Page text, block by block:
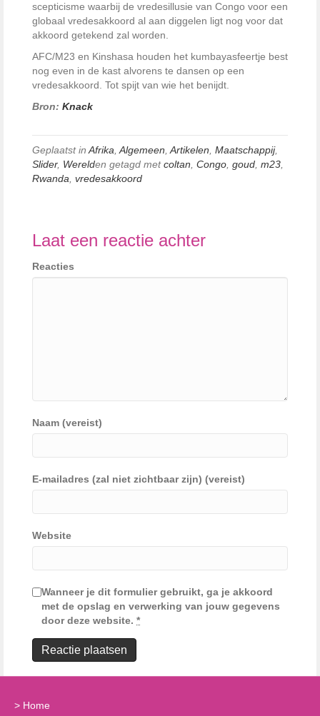
scepticisme waarbij de vredesillusie van Congo voor een
globaal vredesakkoord al aan diggelen ligt nog voor dat
akkoord getekend zal worden.
AFC/M23 en Kinshasa houden het kumbayasfeertje best
nog even in de kast alvorens te dansen op een
vredesakkoord. Tot spijt van wie het benijdt.
Bron: Knack
Geplaatst inAfrika,Algemeen,Artikelen, Maatschappij,
Slider, Werelden getagd metcoltan, Congo, goud, m23,
Rwanda, vredesakkoord
Laat een reactie achter
Reacties
Naam (vereist)
E-mailadres (zal niet zichtbaar zijn) (vereist)
Website
Wanneer je dit formulier gebruikt, ga je akkoord
met de opslag en verwerking van jouw gegevens
door deze website. *
> Home